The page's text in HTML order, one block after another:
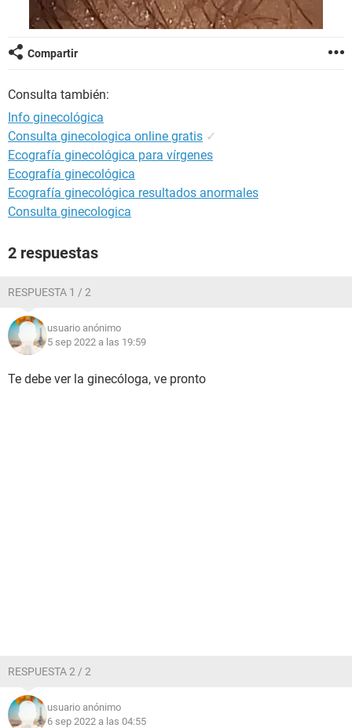
Compartir
Consulta también:
Info ginecológica
Consulta ginecologica online gratis ✓
Ecografía ginecológica para vírgenes
Ecografía ginecológica
Ecografía ginecológica resultados anormales
Consulta ginecologica
2 respuestas
RESPUESTA 1 / 2
usuario anónimo
5 sep 2022 a las 19:59
Te debe ver la ginecóloga, ve pronto
RESPUESTA 2 / 2
usuario anónimo
6 sep 2022 a las 04:55